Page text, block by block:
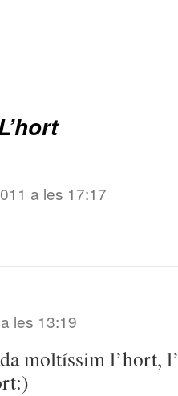
a les 17:17
les 13:19
moltíssim l’hort,